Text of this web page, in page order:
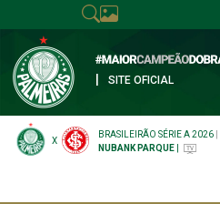
SITE OFICIAL
X
BRASILEIRÃO SÉRIE A 2026
NUBANK PARQUE